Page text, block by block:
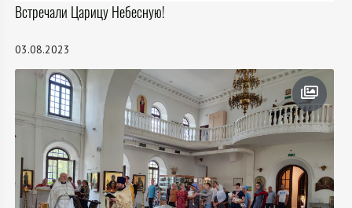
Встречали Царицу Небесную!
03.08.2023